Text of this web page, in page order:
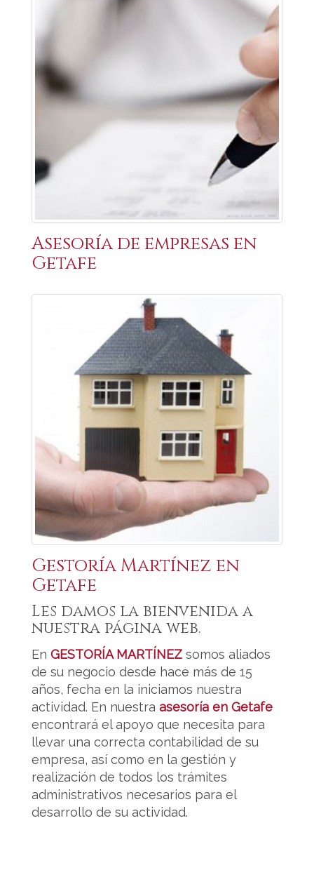
Asesoría de empresas en
Getafe
Gestoría Martínez en
Getafe
Les damos la bienvenida a
nuestra página web.
En GESTORÍA MARTÍNEZ somos aliados
de su negocio desde hace más de 15
años, fecha en la iniciamos nuestra
actividad. En nuestra asesoría en Getafe
encontrará el apoyo que necesita para
llevar una correcta contabilidad de su
empresa, así como en la gestión y
realización de todos los trámites
administrativos necesarios para el
desarrollo de su actividad.